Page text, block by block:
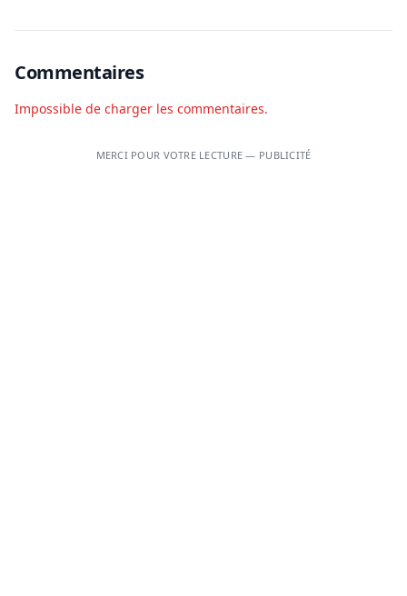
Commentaires
Impossible de charger les commentaires.
MERCI POUR VOTRE LECTURE — PUBLICITÉ